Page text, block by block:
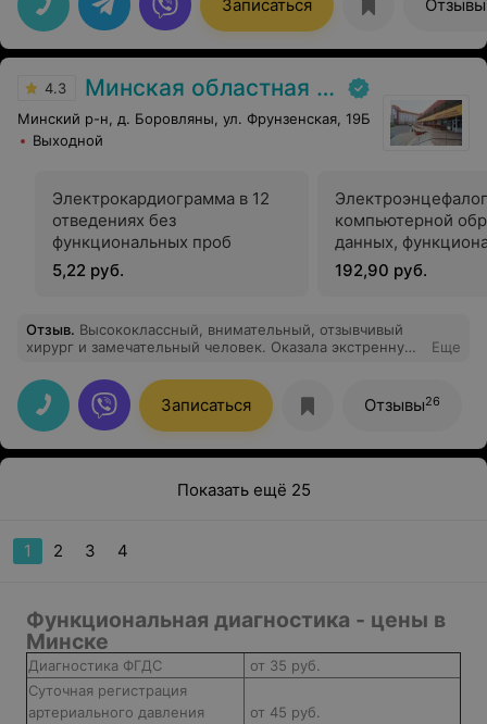
долгое время. В результате процедура пеерносится
спокойно. А результат - просто светлая, ровная кожа
ног без сосудиков, без сеточек и звездочек.
Записаться Отзывы
4.3 Минская областная детская клиническая больница
Минский р-н, д. Боровляны, ул. Фрунзенская, 19Б
Выходной
Электрокардиограмма в 12
отведениях без
функциональных проб
5,22 руб.
компьютерной
данных,
пробами
часа)
192,90 руб.
Отзыв. Высококлассный, внимательный, отзывчивый
хирург и замечательный человек. Оказала экстренную
СПАСИБО! Пусть хранит Господь таких людей долгие,
долгие годы!!!
Еще
Записаться Отзывы26
Показать ещё 25
1 2 3 4
Функциональная диагностика - цены в
Минске
Диагностика ФГДС
от 35 руб.
Суточная регистрация
артериального давления
от 45 руб.